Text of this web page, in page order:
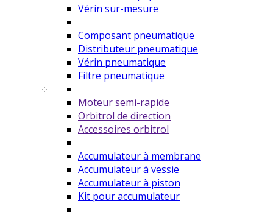
Vérin sur-mesure
Composant pneumatique
Distributeur pneumatique
Vérin pneumatique
Filtre pneumatique
Moteur semi-rapide
Orbitrol de direction
Accessoires orbitrol
Accumulateur à membrane
Accumulateur à vessie
Accumulateur à piston
Kit pour accumulateur